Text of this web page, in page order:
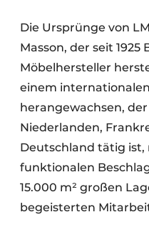
Die Ursprünge von
Masson, der seit 1925
Möbelhersteller
einem
herangewachsen,
Niederlanden,
Deutschland tätig ist,
funktionalen
15.000 m² großen
begeisterten